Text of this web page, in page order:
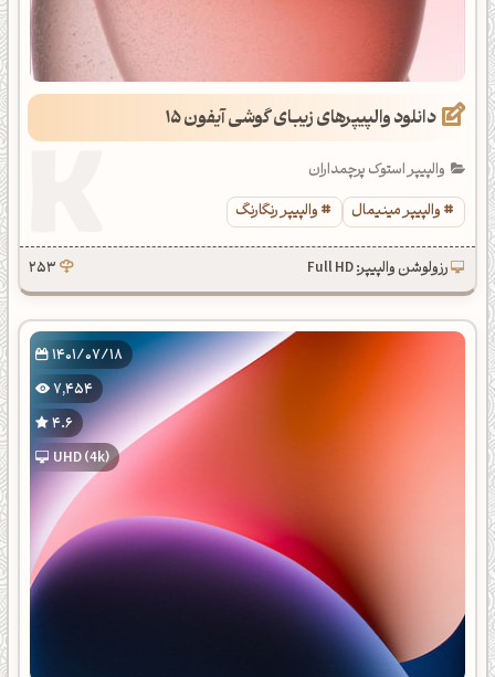
دانلود والپیپرهای زیبای گوشی آیفون 15
والپیپر استوک پرچمداران
والپیپر مینیمال
والپیپر رنگارنگ
رزولوشن والپیپر: Full HD 253
1401/07/18
7,454
4.6
UHD (4k)